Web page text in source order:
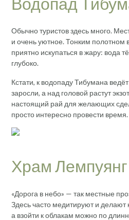
Обычно туристов здесь много.
и очень уютное. Тонким полотном
приятно искупаться в жару: вода
глубоко.
Кстати, к водопаду Тибумана
заросли, а над головой растут
настоящий рай для желающих
просто интересно провести время.
Храм Лемпуянг
«Дорога в небо» — так местные
Здесь часто медитируют и
а взойти к облакам можно по